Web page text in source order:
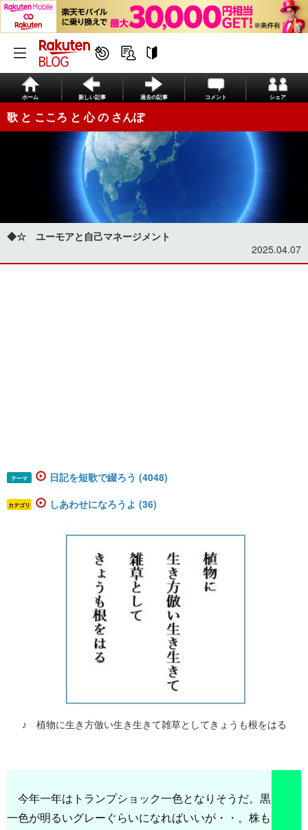
ホーム 新しい記事 過去の記事 コメント シェア
歌 と こころ と 心 の さんぽ
◆☆ ユーモアと自己マネージメント
2025.04.07
テーマ 日記を短歌で綴ろう (4048)
カテゴリ しあわせになろうよ (36)
♪ 植物に生き方倣い生き生きて雑草としてきょうも根をはる
今年一年はトランプショック一色となりそうだ。黒
一色が明るいグレーぐらいになればいいが・・。株も